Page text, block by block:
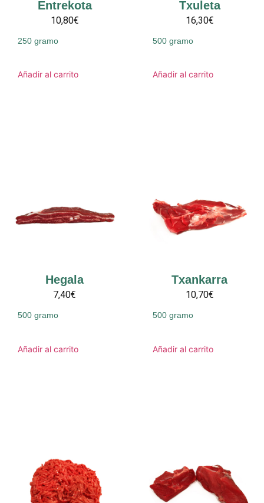
Entrekota
10,80€
250 gramo
Añadir al carrito
Txuleta
16,30€
500 gramo
Añadir al carrito
Hegala
7,40€
500 gramo
Añadir al carrito
Txankarra
10,70€
500 gramo
Añadir al carrito